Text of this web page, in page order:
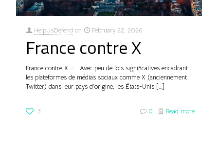
HelpUsDefend on February 22, 2026
France contre X
France contre X – Avec peu de lois significatives encadrant
les plateformes de médias sociaux comme X (anciennement
Twitter) dans leur pays d’origine, les États-Unis […]
3 0 Read more